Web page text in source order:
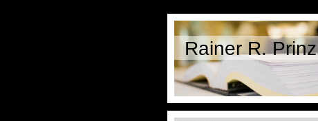
Rainer R. Prinz